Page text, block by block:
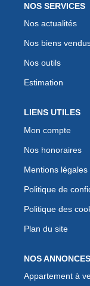
NOS SERVICES
Nos actualités
Nos biens
Nos outils
Estimation
LIENS UTILES
Mon compte
Nos honoraires
Mentions légales
Politique de
Politique des
Plan du site
NOS ANNONCES
Appartement à